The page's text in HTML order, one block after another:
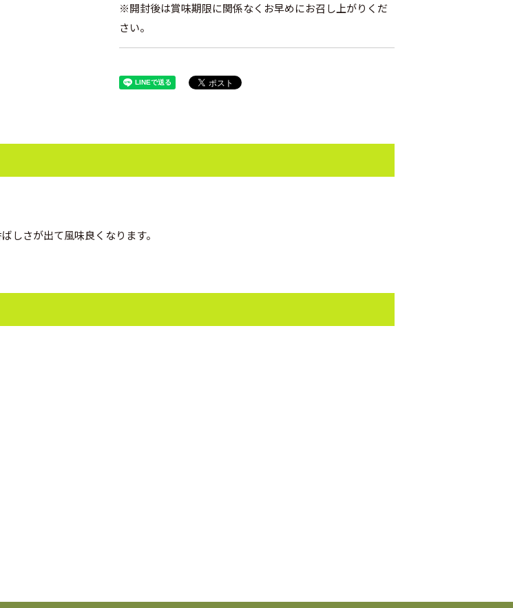
※開封後は賞味期限に関係なくお早めにお召し上がりくだ
さい。
しさが出て風味良くなります。